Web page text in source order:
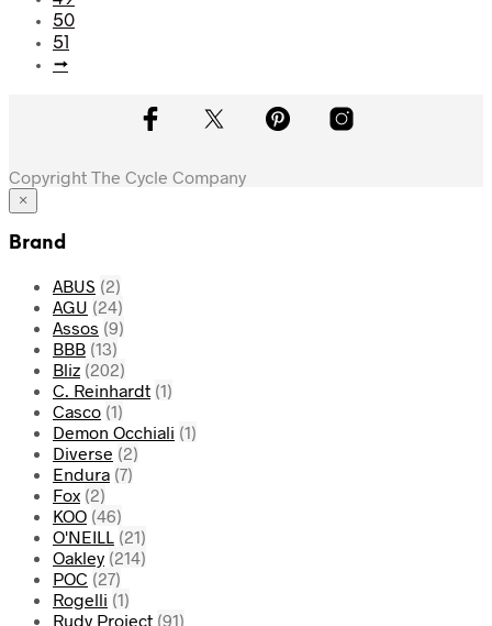
50
51
→
Copyright The Cycle Company
×
Brand
ABUS (2)
AGU (24)
Assos (9)
BBB (13)
Bliz (202)
C. Reinhardt (1)
Casco (1)
Demon Occhiali (1)
Diverse (2)
Endura (7)
Fox (2)
KOO (46)
O'NEILL (21)
Oakley (214)
POC (27)
Rogelli (1)
Rudy Project (91)